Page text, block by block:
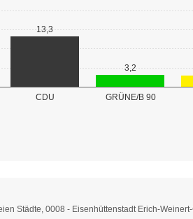
CDU GRÜNE/B 90
13,3
3,2
Städte, 0008 - Eisenhüttenstadt Erich-